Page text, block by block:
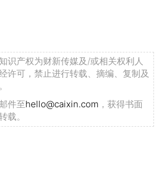
识产权为财新传媒及/或相关权利人
许可，禁止进行转载、摘编、复制及
件至hello@caixin.com ，获得书面
载。